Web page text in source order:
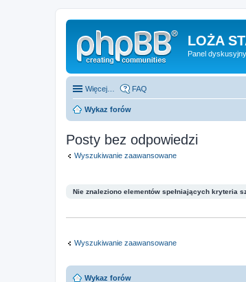
LOŻA
Panel dyskusyjny
Więcej… FAQ
Wykaz forów
Posty bez odpowiedzi
Wyszukiwanie zaawansowane
Nie znaleziono elementów spełniających kryteria
Wyszukiwanie zaawansowane
Wykaz forów